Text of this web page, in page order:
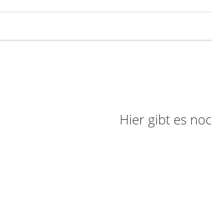
Hier gibt es